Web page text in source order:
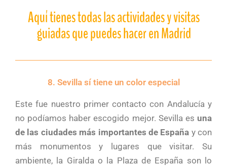
Aquí tienes todas las actividades y visitas
guiadas que puedes hacer en Madrid
8. Sevilla sí tiene un color especial
Este fue nuestro primer contacto con Andalucía y
no podíamos haber escogido mejor. Sevilla es una
de las ciudades más importantes de España y con
más monumentos y lugares que visitar. Su
ambiente, la Giralda o la Plaza de España son lo